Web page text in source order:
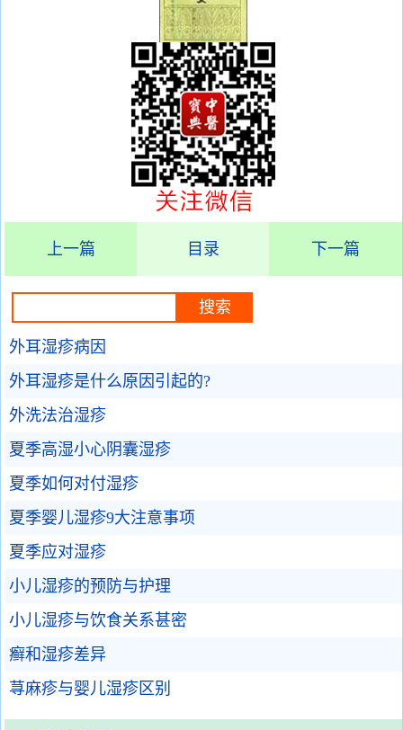
上一篇 目录 下一篇
外耳湿疹病因
外耳湿疹是什么原因引起的?
外洗法治湿疹
夏季高湿小心阴囊湿疹
夏季如何对付湿疹
夏季婴儿湿疹9大注意事项
夏季应对湿疹
小儿湿疹的预防与护理
小儿湿疹与饮食关系甚密
癣和湿疹差异
荨麻疹与婴儿湿疹区别